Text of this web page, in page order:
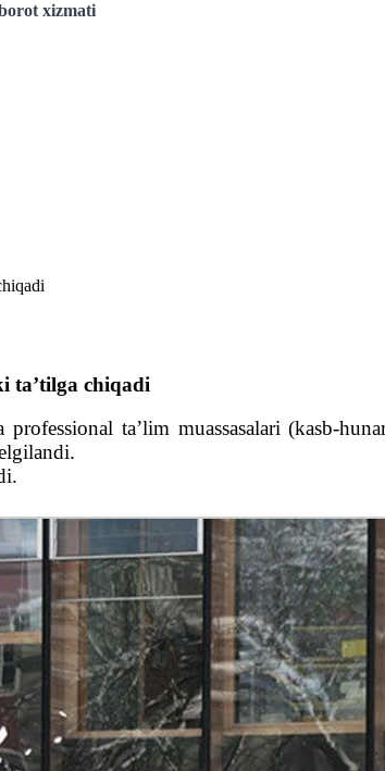
xizmati
taʼtilga chiqadi
professional taʼlim muassasalari (kasb-